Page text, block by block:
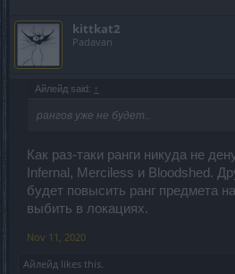
kittkat2
Padavan
Айлейд said: ↑
рангов уже не будет..
Как раз-таки ранги никуда не
Infernal, Merciless и Bloodshed.
будет повысить ранг предмета
выбить в локациях.
Nov 11, 2020
Айлейд likes this.